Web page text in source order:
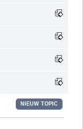
NIEUW TOPIC